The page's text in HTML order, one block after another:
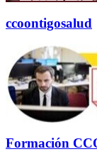
ccoontigosalud
Formación